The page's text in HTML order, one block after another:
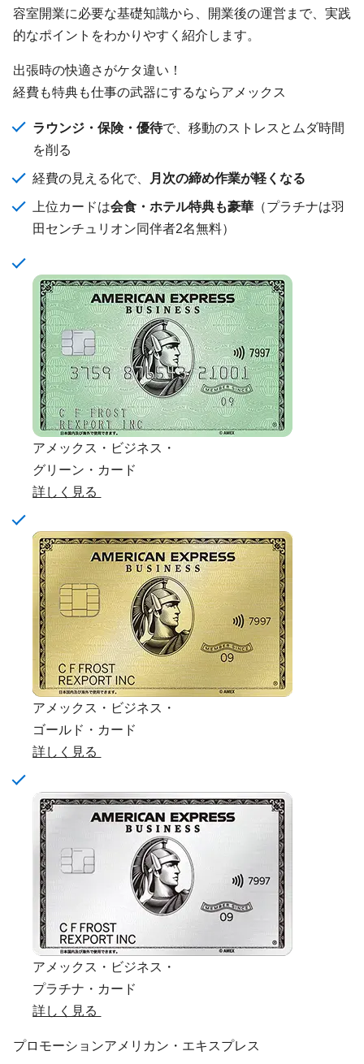
容室開業に必要な基礎知識から、開業後の運営まで、実践
的なポイントをわかりやすく紹介します。
出張時の快適さがケタ違い！
経費も特典も仕事の武器にするならアメックス
ラウンジ・保険・優待で、移動のストレスとムダ時間
を削る
経費の見える化で、
月次の締め作業が軽くなる
上位カードは会食・ホテル特典も豪華 （プラチナは羽
田センチュリオン同伴者2名無料）
アメックス・ビジネス・
グリーン・カード
詳しく見る
アメックス・ビジネス・
ゴールド・カード
詳しく見る
アメックス・ビジネス・
プラチナ・カード
詳しく見る
プロモーションアメリカン・エキスプレス